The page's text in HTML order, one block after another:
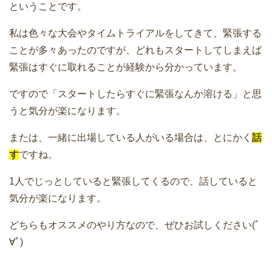
ということです。
私は色々な大会やタイムトライアルをしてきて、緊張する
ことが多々あったのですが、どれもスタートしてしまえば
緊張はすぐに取れることが経験から分かっています。
ですので「スタートしたらすぐに緊張なんか溶ける」と思
うと気分が楽になります。
または、一緒に出場している人がいる場合は、とにかく 話
すですね。
1人でじっとしていると緊張してくるので、話していると
気分が楽になります。
どちらもオススメのやり方なので、ぜひお試しください(ﾟ
∀ﾟ)